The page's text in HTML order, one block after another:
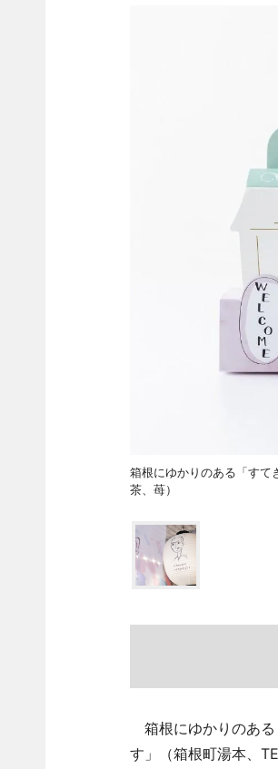
箱根にゆかりのある「すて
茶、苺）
箱根にゆかりのある
す」（箱根町湯本、